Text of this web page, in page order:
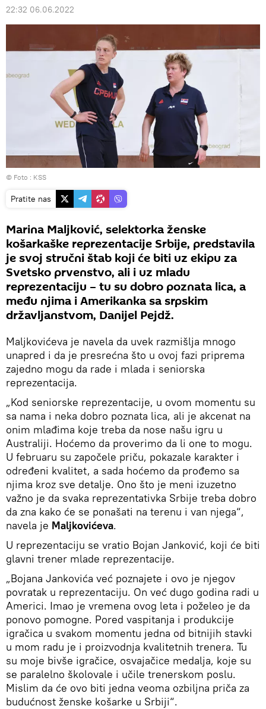
22:32 06.06.2022
© Foto : KSS
Pratite nas
Marina Maljković, selektorka ženske
košarkaške reprezentacije Srbije, predstavila
je svoj stručni štab koji će biti uz ekipu za
Svetsko prvenstvo, ali i uz mladu
reprezentaciju – tu su dobro poznata lica, a
među njima i Amerikanka sa srpskim
državljanstvom, Danijel Pejdž.
Maljkovićeva je navela da uvek razmišlja mnogo
unapred i da je presrećna što u ovoj fazi priprema
zajedno mogu da rade i mlada i seniorska
reprezentacija.
„Kod seniorske reprezentacije, u ovom momentu su
sa nama i neka dobro poznata lica, ali je akcenat na
onim mlađima koje treba da nose našu igru u
Australiji. Hoćemo da proverimo da li one to mogu.
U februaru su započele priču, pokazale karakter i
određeni kvalitet, a sada hoćemo da prođemo sa
njima kroz sve detalje. Ono što je meni izuzetno
važno je da svaka reprezentativka Srbije treba dobro
da zna kako će se ponašati na terenu i van njega“,
navela je Maljkovićeva.
U reprezentaciju se vratio Bojan Janković, koji će biti
glavni trener mlade reprezentacije.
„Bojana Jankovića već poznajete i ovo je njegov
povratak u reprezentaciju. On već dugo godina radi u
Americi. Imao je vremena ovog leta i poželeo je da
ponovo pomogne. Pored vaspitanja i produkcije
igračica u svakom momentu jedna od bitnijih stavki
u mom radu je i proizvodnja kvalitetnih trenera. Tu
su moje bivše igračice, osvajačice medalja, koje su
se paralelno školovale i učile trenerskom poslu.
Mislim da će ovo biti jedna veoma ozbiljna priča za
budućnost ženske košarke u Srbiji“.